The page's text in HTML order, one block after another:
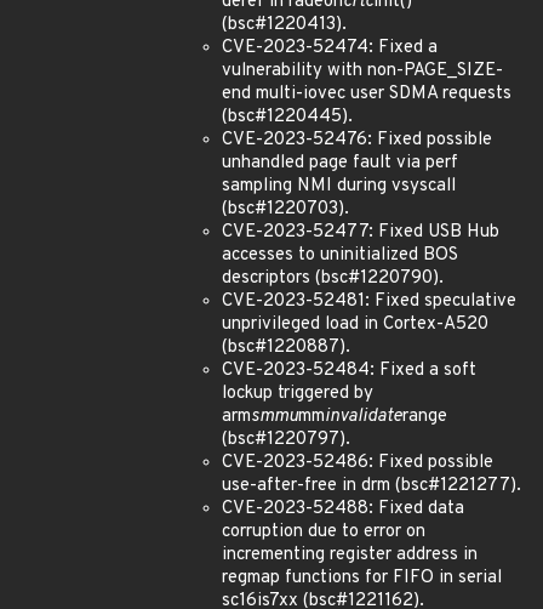
(bsc#1220413).
CVE-2023-52474: Fixed a
vulnerability with non-PAGE_SIZE-
end multi-iovec user SDMA requests
(bsc#1220445).
CVE-2023-52476: Fixed possible
unhandled page fault via perf
sampling NMI during vsyscall
(bsc#1220703).
CVE-2023-52477: Fixed USB Hub
accesses to uninitialized BOS
descriptors (bsc#1220790).
CVE-2023-52481: Fixed speculative
unprivileged load in Cortex-A520
(bsc#1220887).
CVE-2023-52484: Fixed a soft
lockup triggered by
armsmmumminvalidaterange
(bsc#1220797).
CVE-2023-52486: Fixed possible
use-after-free in drm (bsc#1221277).
CVE-2023-52488: Fixed data
corruption due to error on
incrementing register address in
regmap functions for FIFO in serial
sc16is7xx (bsc#1221162).